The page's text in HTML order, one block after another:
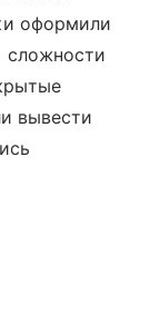
оформили
сложности
вывести